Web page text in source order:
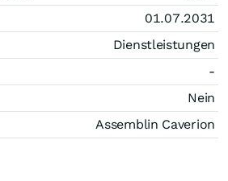
01.07.2031
Dienstleistungen
-
Nein
Assemblin Caverion